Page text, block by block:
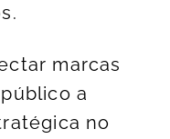
marcas
a
no